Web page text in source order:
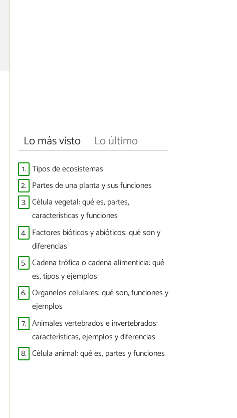
Lo más visto Lo último
1. Tipos de ecosistemas
2. Partes de una planta y sus funciones
3. Célula vegetal: qué es, partes,
características y funciones
4. Factores bióticos y abióticos: qué son y
diferencias
5. Cadena trófica o cadena alimenticia: qué
es, tipos y ejemplos
6. Organelos celulares: qué son, funciones y
ejemplos
7. Animales vertebrados e invertebrados:
características, ejemplos y diferencias
8. Célula animal: qué es, partes y funciones